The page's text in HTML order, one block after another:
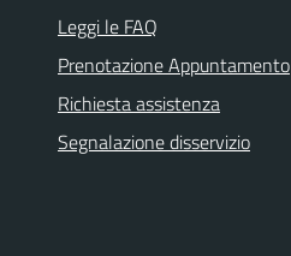
Leggi le FAQ
Prenotazione Appuntamento
Richiesta assistenza
Segnalazione disservizio